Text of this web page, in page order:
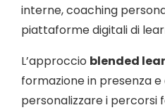
interne, coaching
piattaforme digitali di
L’approccio blended
formazione in presenza
personalizzare i percorsi